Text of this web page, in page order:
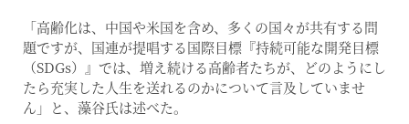
「高齢化は、中国や米国を含め、多くの国々が共有する問
題ですが、国連が提唱する国際目標『持続可能な開発目標
（SDGs）』では、増え続ける高齢者たちが、どのようにし
たら充実した人生を送れるのかについて言及していませ
ん」と、藻谷氏は述べた。